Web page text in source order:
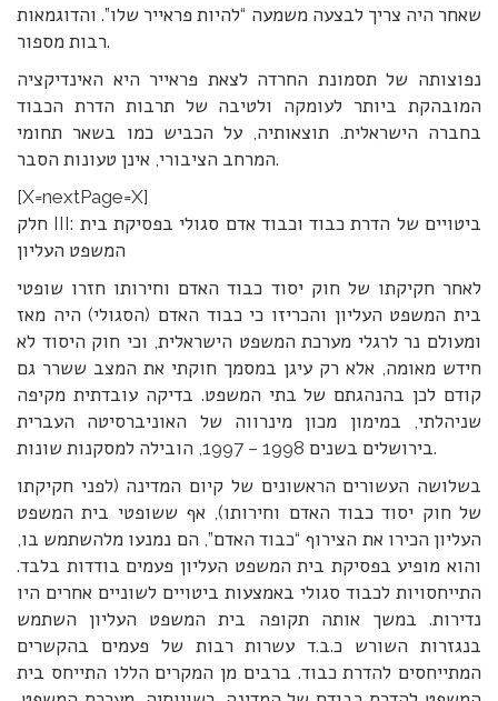
שאחר היה צריך לבצעה משמעה “להיות פראייר שלו”. והדוגמאות
רבות מספור.
נפוצותה של תסמונת החרדה לצאת פראייר היא האינדיקציה
המובהקת ביותר לעומקה ולטיבה של תרבות הדרת הכבוד
בחברה הישראלית. תוצאותיה, על הכביש כמו בשאר תחומי
המרחב הציבורי, אינן טעונות הסבר.
[X=nextPage=X]
חלק III: ביטויים של הדרת כבוד וכבוד אדם סגולי בפסיקת בית
המשפט העליון
לאחר חקיקתו של חוק יסוד כבוד האדם וחירותו חזרו שופטי
בית המשפט העליון והכריזו כי כבוד האדם (הסגולי) היה מאז
ומעולם נר לרגלי מערכת המשפט הישראלית, וכי חוק היסוד לא
חידש מאומה, אלא רק עיגן במסמך חוקתי את המצב ששרר גם
קודם לכן בהנהגתם של בתי המשפט. בדיקה עובדתית מקיפה
שניהלתי, במימון מכון מינרווה של האוניברסיטה העברית
בירושלים בשנים 1998 – 1997, הובילה למסקנות שונות.
בשלושה העשורים הראשונים של קיום המדינה (לפני חקיקתו
של חוק יסוד כבוד האדם וחירותו), אף ששופטי בית המשפט
העליון הכירו את הצירוף “כבוד האדם”, הם נמנעו מלהשתמש בו,
והוא מופיע בפסיקת בית המשפט העליון פעמים בודדות בלבד.
התייחסויות לכבוד סגולי באמצעות ביטויים לשוניים אחרים היו
נדירות. במשך אותה תקופה בית המשפט העליון השתמש
בנגזרות השורש כ.ב.ד עשרות רבות של פעמים בהקשרים
המתייחסים להדרת כבוד. ברבים מן המקרים הללו התייחס בית